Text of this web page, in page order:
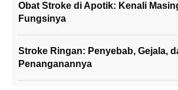
Obat Stroke di Apotik: Kenali
Fungsinya
Stroke Ringan: Penyebab, Gejala,
Penanganannya